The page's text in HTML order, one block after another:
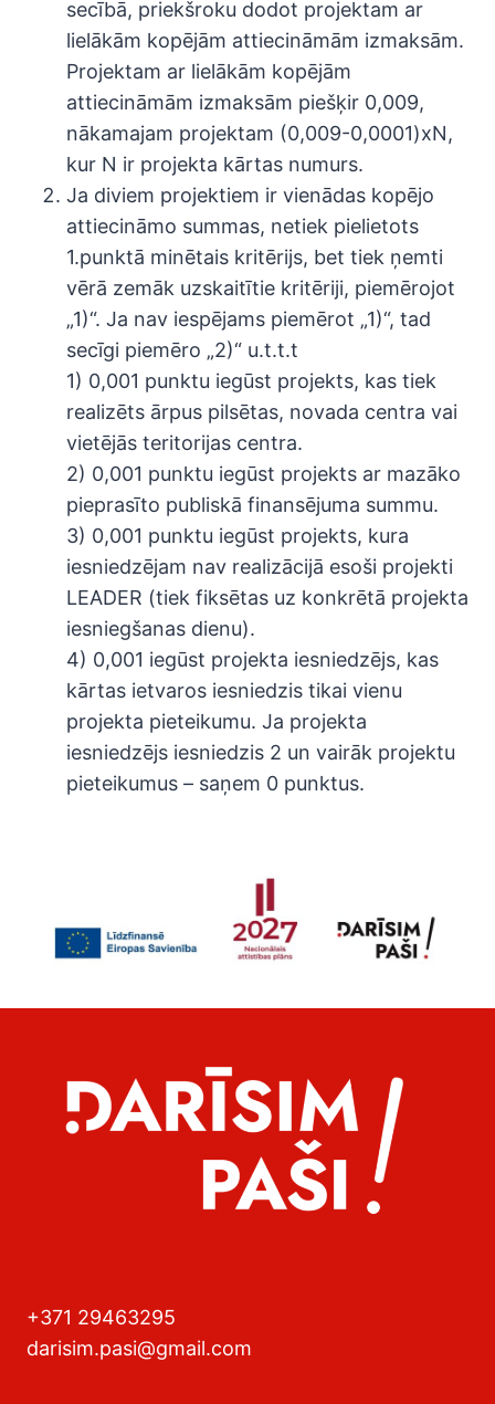
secībā, priekšroku dodot projektam ar
lielākām kopējām attiecināmām izmaksām.
Projektam ar lielākām kopējām
attiecināmām izmaksām piešķir 0,009,
nākamajam projektam (0,009-0,0001)xN,
kur N ir projekta kārtas numurs.
Ja diviem projektiem ir vienādas kopējo
attiecināmo summas, netiek pielietots
1.punktā minētais kritērijs, bet tiek ņemti
vērā zemāk uzskaitītie kritēriji, piemērojot
„1)“. Ja nav iespējams piemērot „1)“, tad
secīgi piemēro „2)“ u.t.t.t
1) 0,001 punktu iegūst projekts, kas tiek
realizēts ārpus pilsētas, novada centra vai
vietējās teritorijas centra.
2) 0,001 punktu iegūst projekts ar mazāko
pieprasīto publiskā finansējuma summu.
3) 0,001 punktu iegūst projekts, kura
iesniedzējam nav realizācijā esoši projekti
LEADER (tiek fiksētas uz konkrētā projekta
iesniegšanas dienu).
4) 0,001 iegūst projekta iesniedzējs, kas
kārtas ietvaros iesniedzis tikai vienu
projekta pieteikumu. Ja projekta
iesniedzējs iesniedzis 2 un vairāk projektu
pieteikumus – saņem 0 punktus.
+371 29463295
darisim.pasi@gmail.com